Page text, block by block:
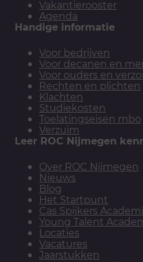
Vakantierooster
Agenda
Handige informatie
Voor bedrijven
Voor decanen en
Voor ouders en
Rechten en plichten
Klachten
Studiekosten
Toelatingseisen mbo
Verzuim
Leer ROC Nijmegen
Over ROC Nijmegen
Nieuws
Blog
Het Startpunt
Cas Spijkers
Young Talent
Locaties
Vacatures
Jaarstukken